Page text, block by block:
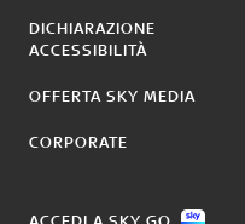
DICHIARAZIONE
ACCESSIBILITÀ
OFFERTA SKY MEDIA
CORPORATE